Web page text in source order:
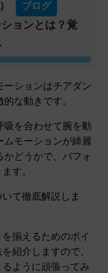
ブログ
ョンとは？覚
ーションはチアダン
的な動きです。
吸を合わせて腕を動
ムモーションが綺麗
かどうかで、パフォ
す。
て徹底解説しま
揃えるためのポイ
紹介しますので、
ように頑張ってみ